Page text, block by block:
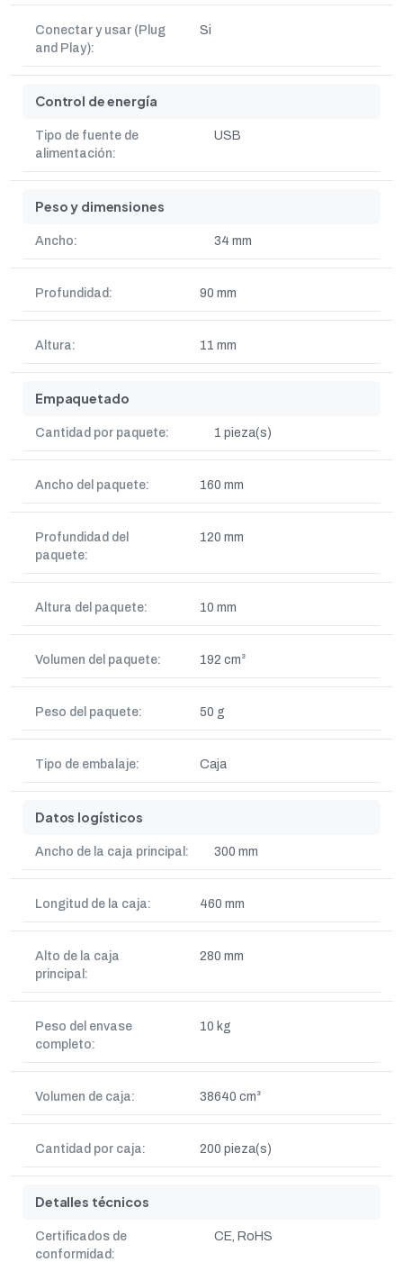
Conectar y usar (Plug
and Play):
Si
Control de energía
Tipo de fuente de
alimentación:
USB
Peso y dimensiones
Ancho: 34 mm
Profundidad: 90 mm
Altura: 11 mm
Empaquetado
Cantidad por paquete: 1 pieza(s)
Ancho del paquete: 160 mm
Profundidad del
paquete:
120 mm
Altura del paquete: 10 mm
Volumen del paquete: 192 cm³
Peso del paquete: 50 g
Tipo de embalaje: Caja
Datos logísticos
Ancho de la caja principal: 300 mm
Longitud de la caja: 460 mm
Alto de la caja
principal:
280 mm
Peso del envase
completo:
10 kg
Volumen de caja: 38640 cm³
Cantidad por caja: 200 pieza(s)
Detalles técnicos
Certificados de
conformidad:
CE, RoHS